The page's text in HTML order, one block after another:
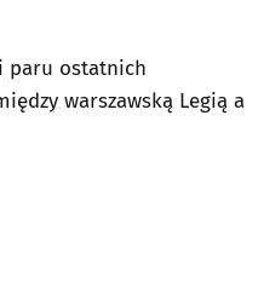
paru ostatnich
warszawską Legią a